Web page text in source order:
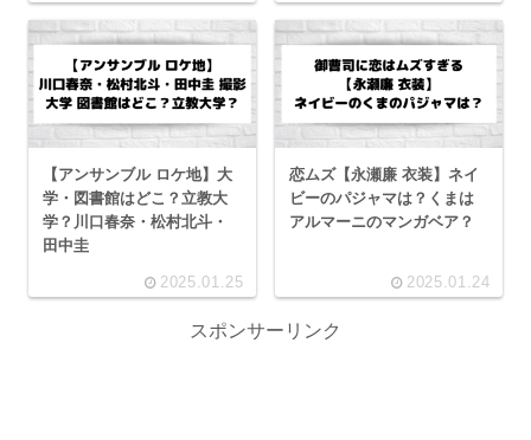
【アンサンブル ロケ地】大
学・図書館はどこ？立教大
学？川口春奈・松村北斗・
田中圭
2025.01.25
恋ムズ【永瀬廉 衣装】ネイ
ビーのパジャマは？くまは
アルマーニのマンガベア？
2025.01.24
スポンサーリンク